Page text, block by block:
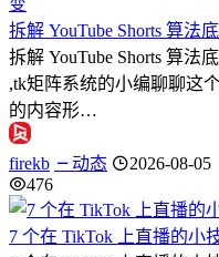
拆解 YouTube Shorts 算法
拆解 YouTube Shorts 算法
,tk矩阵系统的小编聊聊这
的内容形…
firekb 动态
2026-08-05
476
7 个在 TikTok 上直播的小